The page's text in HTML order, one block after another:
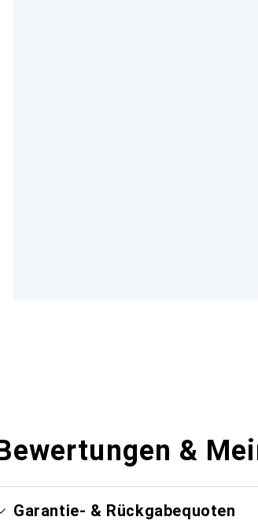
&
Garantie- & Rückgabequoten